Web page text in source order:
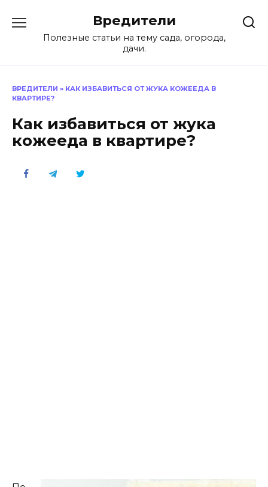
содержанию
Вредители
Полезные статьи на тему сада, огорода,
дачи.
ВРЕДИТЕЛИ » КАК ИЗБАВИТЬСЯ ОТ ЖУКА КОЖЕЕДА В
КВАРТИРЕ?
Как избавиться от жука
кожееда в квартире?